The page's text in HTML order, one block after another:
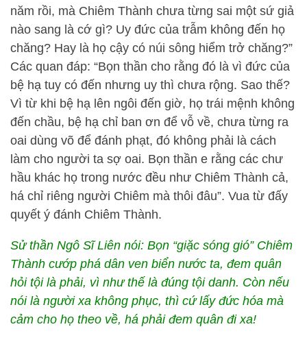
năm rồi, mà Chiêm Thành chưa từng sai một sứ giả
nào sang là cớ gì? Uy đức của trẫm không đến họ
chăng? Hay là họ cậy có núi sông hiểm trở chăng?”
Các quan đáp: “Bọn thần cho rằng đó là vì đức của
bệ hạ tuy có đến nhưng uy thì chưa rộng. Sao thế?
Vì từ khi bệ hạ lên ngôi đến giờ, họ trái mệnh không
đến chầu, bệ hạ chỉ ban ơn để vỗ về, chưa từng ra
oai dùng võ để đánh phạt, đó không phải là cách
làm cho người ta sợ oai. Bọn thần e rằng các chư
hầu khác họ trong nước đều như Chiêm Thành cả,
há chỉ riêng người Chiêm mà thôi đâu”. Vua từ đấy
quyết ý đánh Chiêm Thành.
Sử thần Ngô Sĩ Liên nói: Bọn “giặc sóng gió” Chiêm
Thành cướp phá dân ven biển nước ta, đem quân
hỏi tội là phải, vì như thế là đúng tội danh. Còn nếu
nói là người xa không phục, thì cứ lấy đức hóa mà
cảm cho họ theo về, há phải đem quân đi xa!